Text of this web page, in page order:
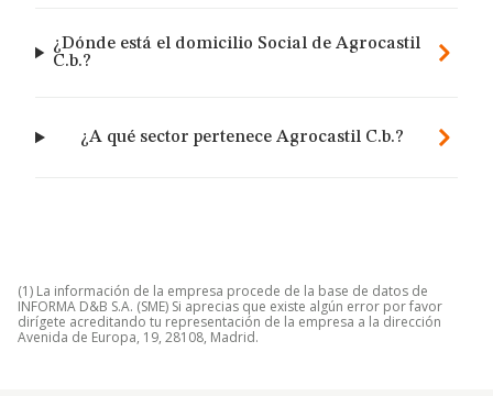
¿Dónde está el domicilio Social de Agrocastil
C.b.?
¿A qué sector pertenece Agrocastil C.b.?
(1) La información de la empresa procede de la base de datos de
INFORMA D&B S.A. (SME) Si aprecias que existe algún error por favor
dirígete acreditando tu representación de la empresa a la dirección
Avenida de Europa, 19, 28108, Madrid.